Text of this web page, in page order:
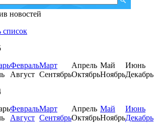
новостей
список
ФевральМарт Апрель Май
Июнь
Август СентябрьОктябрьНоябрьДекабрь
ФевральМарт Апрель Май
Июнь
Август СентябрьОктябрьНоябрьДекабрь